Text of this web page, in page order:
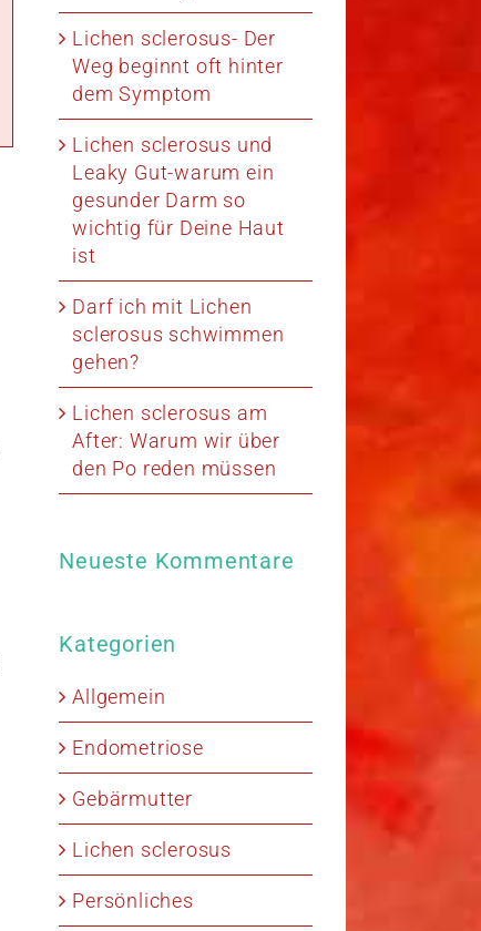
Lichen sclerosus- Der
Weg beginnt oft hinter
dem Symptom
Lichen sclerosus und
Leaky Gut-warum ein
gesunder Darm so
wichtig für Deine Haut
ist
Darf ich mit Lichen
sclerosus schwimmen
gehen?
Lichen sclerosus am
After: Warum wir über
den Po reden müssen
Neueste Kommentare
Kategorien
Allgemein
Endometriose
Gebärmutter
Lichen sclerosus
Persönliches